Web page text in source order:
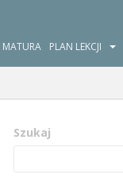
MATURA PLAN LEKCJI
Szukaj